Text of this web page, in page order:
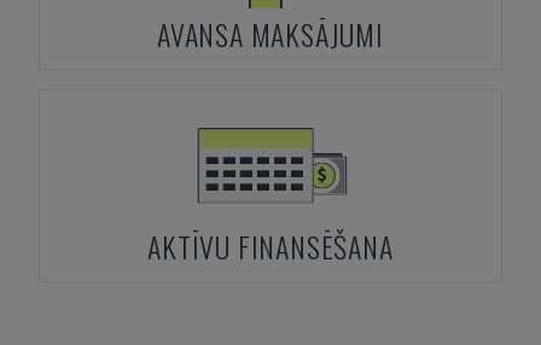
AVANSA MAKSĀJUMI
AKTĪVU FINANSĒŠANA